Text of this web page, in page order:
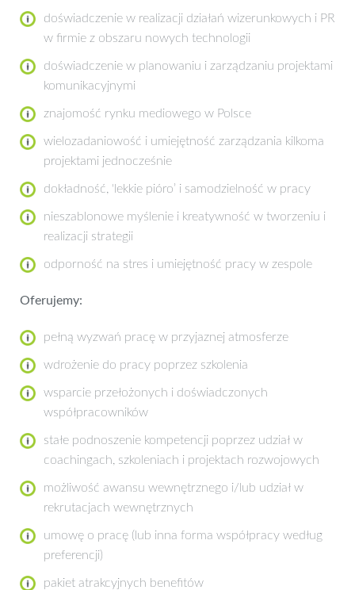
doświadczenie w realizacji działań wizerunkowych i PR
w firmie z obszaru nowych technologii
doświadczenie w planowaniu i zarządzaniu projektami
komunikacyjnymi
znajomość rynku mediowego w Polsce
wielozadaniowość i umiejętność zarządzania kilkoma
projektami jednocześnie
dokładność, 'lekkie pióro’ i samodzielność w pracy
nieszablonowe myślenie i kreatywność w tworzeniu i
realizacji strategii
odporność na stres i umiejętność pracy w zespole
Oferujemy:
pełną wyzwań pracę w przyjaznej atmosferze
wdrożenie do pracy poprzez szkolenia
wsparcie przełożonych i doświadczonych
współpracowników
stałe podnoszenie kompetencji poprzez udział w
coachingach, szkoleniach i projektach rozwojowych
możliwość awansu wewnętrznego i/lub udział w
rekrutacjach wewnętrznych
umowę o pracę (lub inna forma współpracy według
preferencji)
pakiet atrakcyjnych benefitów